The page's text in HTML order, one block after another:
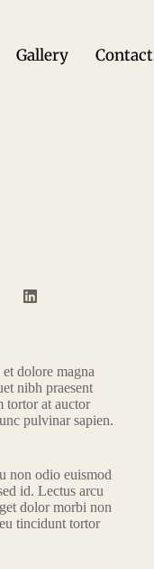
Gallery Contact
dolore magna
nibh praesent
tortor at auctor
pulvinar sapien.
non odio euismod
id. Lectus arcu
dolor morbi non
tincidunt tortor